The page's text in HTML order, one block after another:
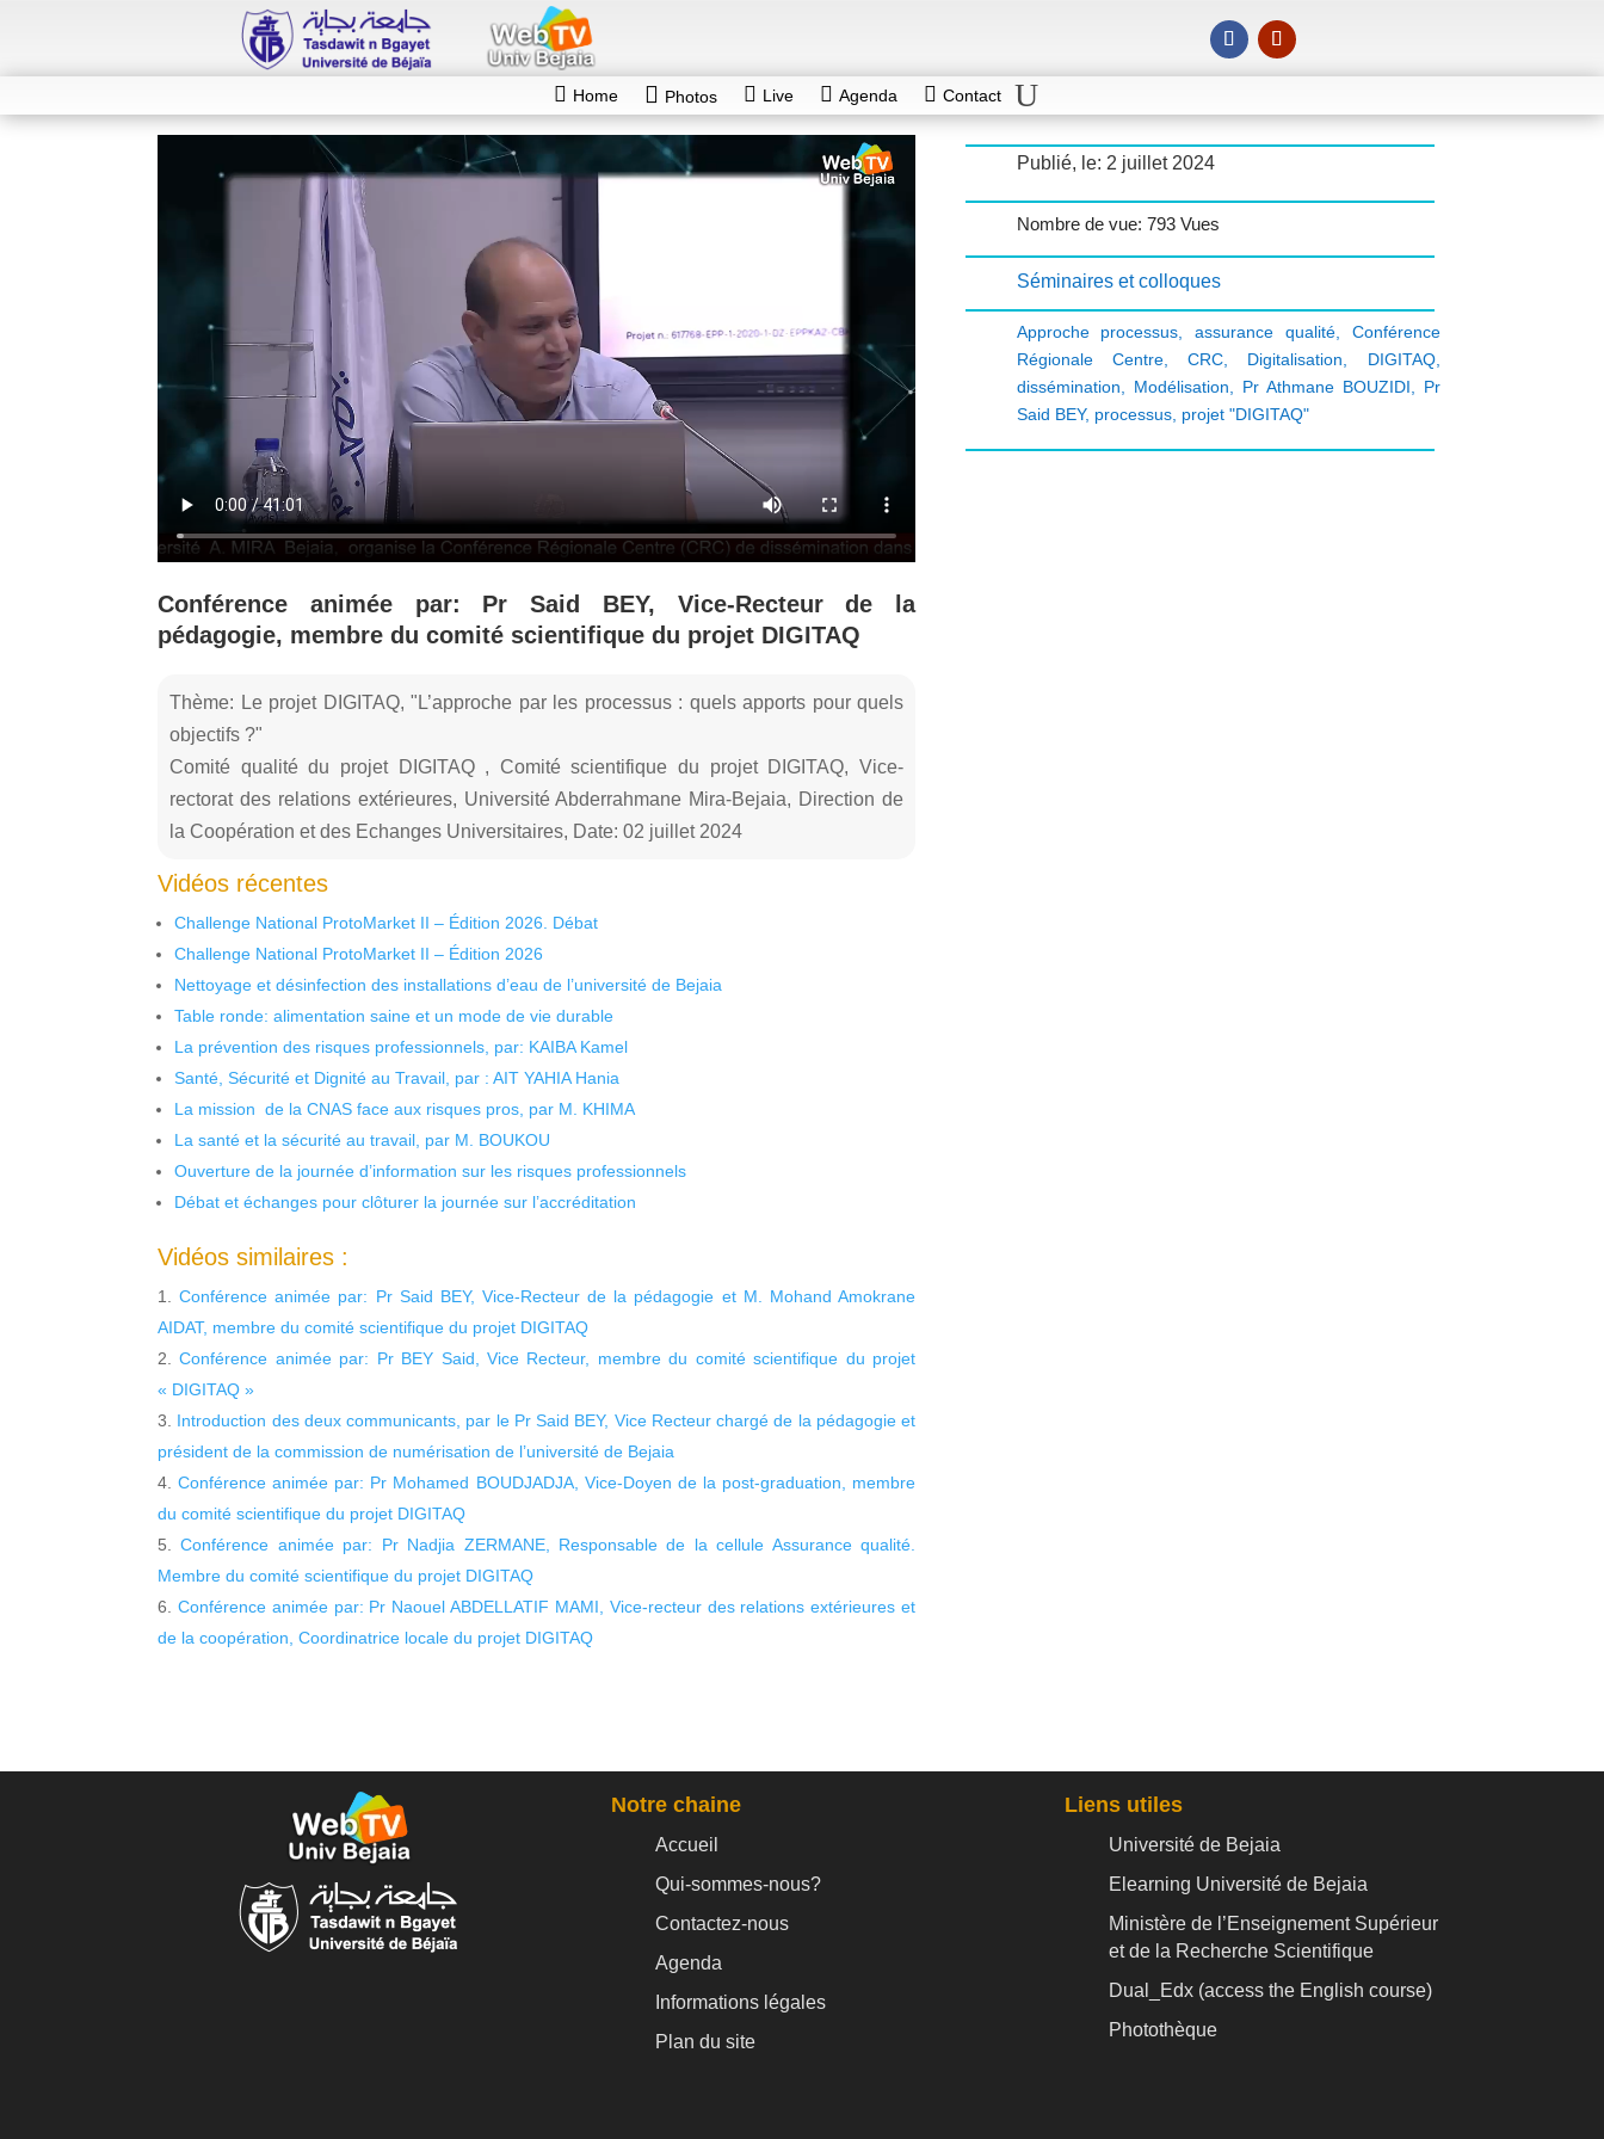
Home Photos Live Agenda Contact
Conférence animée par: Pr Said BEY, Vice-Recteur de la
pédagogie, membre du comité scientifique du projet DIGITAQ
Thème: Le projet DIGITAQ, "L’approche par les processus : quels apports pour quels
objectifs ?"
Comité qualité du projet DIGITAQ , Comité scientifique du projet DIGITAQ, Vice-
rectorat des relations extérieures, Université Abderrahmane Mira-Bejaia, Direction de
la Coopération et des Echanges Universitaires, Date: 02 juillet 2024
Vidéos récentes
Challenge National ProtoMarket II – Édition 2026. Débat
Challenge National ProtoMarket II – Édition 2026
Nettoyage et désinfection des installations d’eau de l’université de Bejaia
Table ronde: alimentation saine et un mode de vie durable
La prévention des risques professionnels, par: KAIBA Kamel
Santé, Sécurité et Dignité au Travail, par : AIT YAHIA Hania
La mission de la CNAS face aux risques pros, par M. KHIMA
La santé et la sécurité au travail, par M. BOUKOU
Ouverture de la journée d’information sur les risques professionnels
Débat et échanges pour clôturer la journée sur l’accréditation
Vidéos similaires :
Conférence animée par: Pr Said BEY, Vice-Recteur de la pédagogie et M. Mohand Amokrane
AIDAT, membre du comité scientifique du projet DIGITAQ
Conférence animée par: Pr BEY Said, Vice Recteur, membre du comité scientifique du projet
« DIGITAQ »
Introduction des deux communicants, par le Pr Said BEY, Vice Recteur chargé de la pédagogie et
président de la commission de numérisation de l’université de Bejaia
Conférence animée par: Pr Mohamed BOUDJADJA, Vice-Doyen de la post-graduation, membre
du comité scientifique du projet DIGITAQ
Conférence animée par: Pr Nadjia ZERMANE, Responsable de la cellule Assurance qualité.
Membre du comité scientifique du projet DIGITAQ
Conférence animée par: Pr Naouel ABDELLATIF MAMI, Vice-recteur des relations extérieures et
de la coopération, Coordinatrice locale du projet DIGITAQ
Publié, le: 2 juillet 2024
Nombre de vue: 793 Vues
Séminaires et colloques
Approche processus,assurance qualité, Conférence
Régionale Centre,CRC, Digitalisation, DIGITAQ,
dissémination, Modélisation, Pr Athmane BOUZIDI, Pr
Said BEY, processus, projet "DIGITAQ"
Notre chaine
Accueil
Qui-sommes-nous?
Contactez-nous
Agenda
Informations légales
Plan du site
Liens utiles
Université de Bejaia
Elearning Université de Bejaia
Ministère de l’Enseignement Supérieur
et de la Recherche Scientifique
Dual_Edx (access the English course)
Photothèque